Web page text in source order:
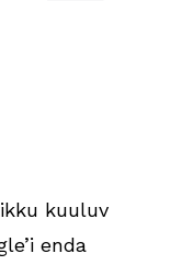
kuuluv
enda